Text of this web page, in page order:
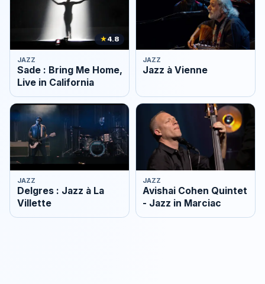
★4.8
JAZZ
Sade : Bring Me Home,
Live in California
JAZZ
Jazz à Vienne
JAZZ
Delgres : Jazz à La
Villette
JAZZ
Avishai Cohen Quintet
- Jazz in Marciac